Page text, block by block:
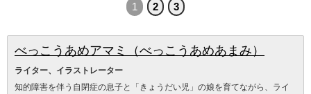
1 2 3
べっこうあめアマミ（べっこうあめあまみ）
ライター、イラストレーター
知的障害を伴う自閉症の息子と「きょうだい児」の娘を育てながら、ライ